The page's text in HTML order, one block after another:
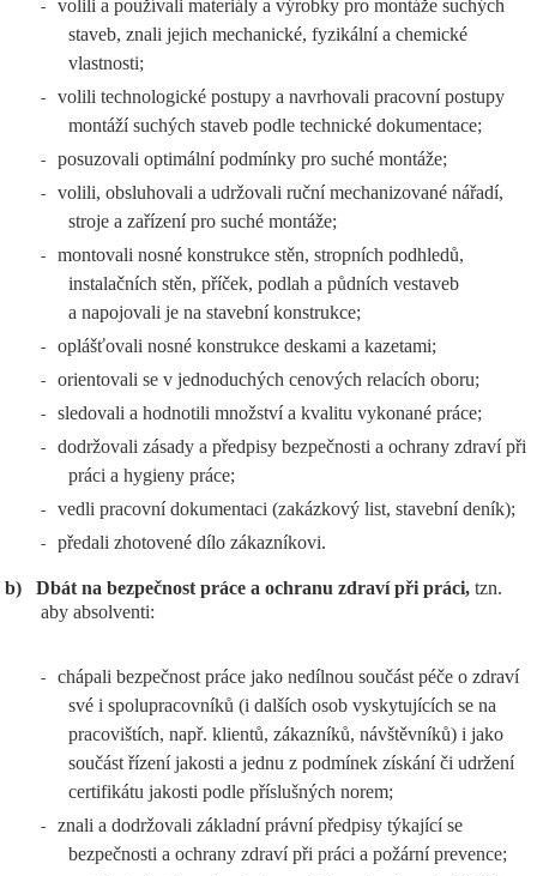
-
volili a používali materiály a výrobky pro montáže suchých
staveb, znali jejich mechanické, fyzikální a chemické
vlastnosti;
-
volili technologické postupy a navrhovali pracovní postupy
montáží suchých staveb podle technické dokumentace;
- posuzovali optimální podmínky pro suché montáže;
-
volili, obsluhovali a udržovali ruční mechanizované nářadí,
stroje a zařízení pro suché montáže;
-
montovali nosné konstrukce stěn, stropních podhledů,
instalačních stěn, příček, podlah a půdních vestaveb
a napojovali je na stavební konstrukce;
- oplášťovali nosné konstrukce deskami a kazetami;
- orientovali se v jednoduchých cenových relacích oboru;
- sledovali a hodnotili množství a kvalitu vykonané práce;
-
dodržovali zásady a předpisy bezpečnosti a ochrany zdraví při
práci a hygieny práce;
- vedli pracovní dokumentaci (zakázkový list, stavební deník);
- předali zhotovené dílo zákazníkovi.
b) Dbát na bezpečnost práce a ochranu zdraví při práci, tzn.
aby absolventi:
-
chápali bezpečnost práce jako nedílnou součást péče o zdraví
své i spolupracovníků (i dalších osob vyskytujících se na
pracovištích, např. klientů, zákazníků, návštěvníků) i jako
součást řízení jakosti a jednu z podmínek získání či udržení
certifikátu jakosti podle příslušných norem;
-
znali a dodržovali základní právní předpisy týkající se
bezpečnosti a ochrany zdraví při práci a požární prevence;